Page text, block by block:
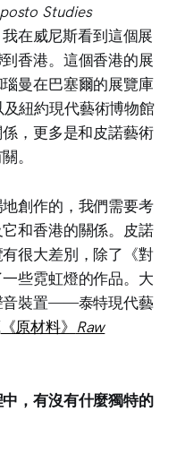
Studies
在威尼斯看到這個展
香港。這個香港的展
曼在巴塞爾的展覽庫
紐約現代藝術博物館
，更多是和皮諾藝術
。
創作的，我們需要考
和香港的關係。皮諾
很大差別，除了《對
些霓虹燈的作品。大
音裝置——泰特現代藝
《原材料》 Raw
，有沒有什麼獨特的